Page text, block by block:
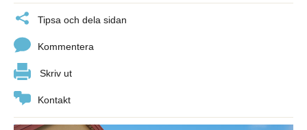
Tipsa och dela sidan
Kommentera
Skriv ut
Kontakt